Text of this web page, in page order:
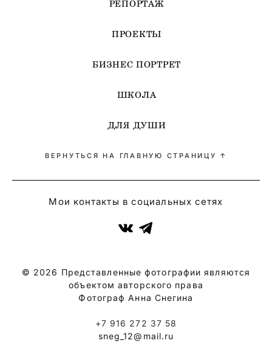
РЕПОРТАЖ
ПРОЕКТЫ
БИЗНЕС ПОРТРЕТ
ШКОЛА
ДЛЯ ДУШИ
ВЕРНУТЬСЯ НА ГЛАВНУЮ СТРАНИЦУ ↑
Мои контакты в социальных сетях
© 2026 Представленные фотографии являются
объектом авторского права
Фотограф Анна Снегина
+7 916 272 37 58
sneg_12@mail.ru